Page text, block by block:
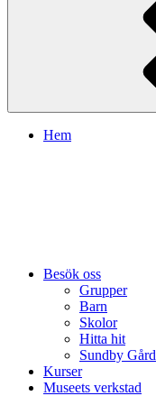
Hem
Besök oss
Grupper
Barn
Skolor
Hitta hit
Sundby Gård
Kurser
Museets verkstad